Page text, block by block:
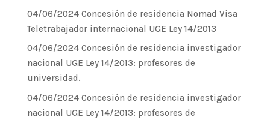
04/06/2024 Concesión de residencia Nomad Visa
Teletrabajador internacional UGE Ley 14/2013
04/06/2024 Concesión de residencia investigador
nacional UGE Ley 14/2013: profesores de
universidad.
04/06/2024 Concesión de residencia investigador
nacional UGE Ley 14/2013: profesores de